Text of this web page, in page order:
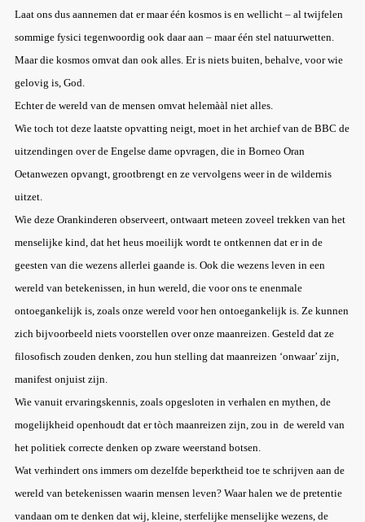
Laat ons dus aannemen dat er maar één kosmos is en wellicht – al twijfelen
sommige fysici tegenwoordig ook daar aan – maar één stel natuurwetten.
Maar die kosmos omvat dan ook alles. Er is niets buiten, behalve, voor wie
gelovig is, God.
Echter de wereld van de mensen omvat helemààl niet alles.
Wie toch tot deze laatste opvatting neigt, moet in het archief van de BBC de
uitzendingen over de Engelse dame opvragen, die in Borneo Oran
Oetanwezen opvangt, grootbrengt en ze vervolgens weer in de wildernis
uitzet.
Wie deze Orankinderen observeert, ontwaart meteen zoveel trekken van het
menselijke kind, dat het heus moeilijk wordt te ontkennen dat er in de
geesten van die wezens allerlei gaande is. Ook die wezens leven in een
wereld van betekenissen, in hun wereld, die voor ons te enenmale
ontoegankelijk is, zoals onze wereld voor hen ontoegankelijk is. Ze kunnen
zich bijvoorbeeld niets voorstellen over onze maanreizen. Gesteld dat ze
filosofisch zouden denken, zou hun stelling dat maanreizen ‘onwaar’ zijn,
manifest onjuist zijn.
Wie vanuit ervaringskennis, zoals opgesloten in verhalen en mythen, de
mogelijkheid openhoudt dat er tòch maanreizen zijn, zou in de wereld van
het politiek correcte denken op zware weerstand botsen.
Wat verhindert ons immers om dezelfde beperktheid toe te schrijven aan de
wereld van betekenissen waarin mensen leven? Waar halen we de pretentie
vandaan om te denken dat wij, kleine, sterfelijke menselijke wezens, de